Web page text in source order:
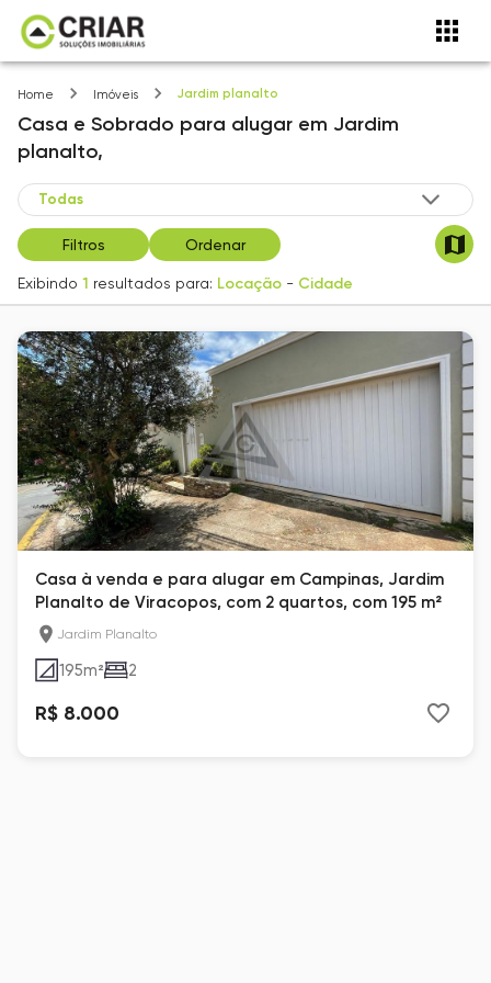
Home Imóveis Jardim planalto
Casa e Sobrado para alugar em Jardim
planalto,
Filtros Ordenar
Exibindo 1 resultados para: Locação - Cidade
Casa à venda e para alugar em Campinas, Jardim
Planalto de Viracopos, com 2 quartos, com 195 m²
Jardim Planalto
195m² 2
R$ 8.000